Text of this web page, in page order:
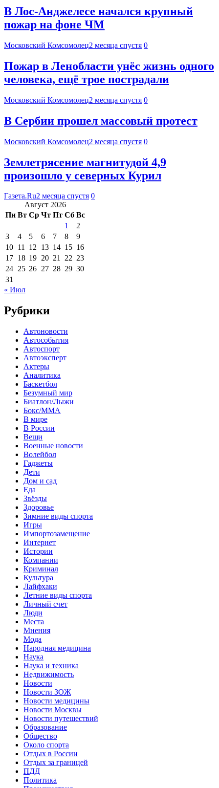
В Лос-Анджелесе начался крупный
пожар на фоне ЧМ
Московский Комсомолец2 месяца спустя 0
Пожар в Ленобласти унёс жизнь одного
человека, ещё трое пострадали
Московский Комсомолец2 месяца спустя 0
В Сербии прошел массовый протест
Московский Комсомолец2 месяца спустя 0
Землетрясение магнитудой 4,9
произошло у северных Курил
Газета.Ru2 месяца спустя 0
Август 2026
Пн Вт Ср Чт Пт Сб Вс
1
2
3
4 5 6 7 8
9
10 11 12 13 14 15 16
17 18 19 20 21 22 23
24 25 26 27 28 29 30
31
« Июл
Рубрики
Автоновости
Автособытия
Автоспорт
Автоэксперт
Актеры
Аналитика
Баскетбол
Безумный мир
Биатлон/Лыжи
Бокс/MMA
В мире
В России
Вещи
Военные новости
Волейбол
Гаджеты
Дети
Дом и сад
Еда
Звёзды
Здоровье
Зимние виды спорта
Игры
Импортозамещение
Интернет
Истории
Компании
Криминал
Культура
Лайфхаки
Летние виды спорта
Личный счет
Люди
Места
Мнения
Мода
Народная медицина
Наука
Наука и техника
Недвижимость
Новости
Новости ЗОЖ
Новости медицины
Новости Москвы
Новости путешествий
Образование
Общество
Около спорта
Отдых в России
Отдых за границей
ПДД
Политика